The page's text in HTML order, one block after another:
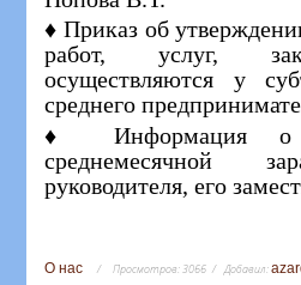
♦ Приказ об
работ, услуг,
осуществляются у
среднего
♦ Информация о
среднемесячной
руководителя, его
О нас Просмотров:3066 Добавил: